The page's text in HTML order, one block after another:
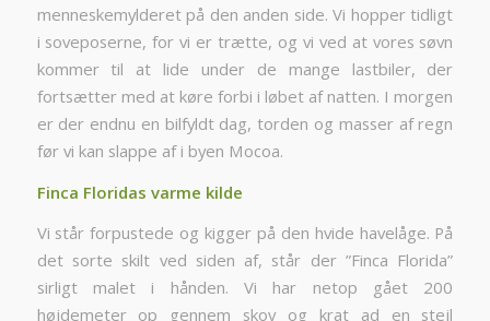
menneskemylderet på den anden side. Vi hopper tidligt
i soveposerne, for vi er trætte, og vi ved at vores søvn
kommer til at lide under de mange lastbiler, der
fortsætter med at køre forbi i løbet af natten. I morgen
er der endnu en bilfyldt dag, torden og masser af regn
før vi kan slappe af i byen Mocoa.
Finca Floridas varme kilde
Vi står forpustede og kigger på den hvide havelåge. På
det sorte skilt ved siden af, står der ”Finca Florida”
sirligt malet i hånden. Vi har netop gået 200
højdemeter op gennem skov og krat ad en stejl